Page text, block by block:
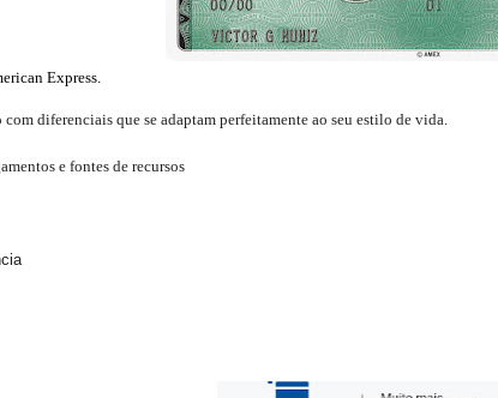
Express.
diferenciais que se adaptam perfeitamente ao seu estilo de vida.
e fontes de recursos